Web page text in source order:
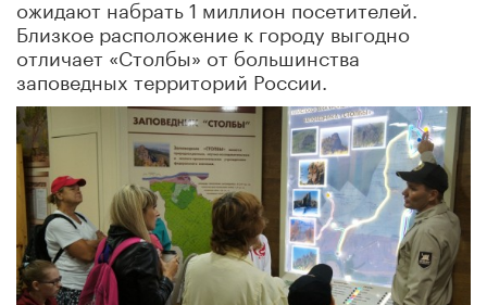
ожидают набрать 1 миллион посетителей.
Близкое расположение к городу выгодно
отличает «Столбы» от большинства
заповедных территорий России.